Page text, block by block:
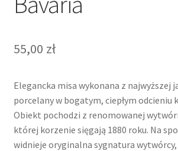
55,00 zł
Elegancka misa wykonana z najwyższej
porcelany w bogatym, ciepłym odcieniu
Obiekt pochodzi z renomowanej
której korzenie sięgają 1880 roku. Na
widnieje oryginalna sygnatura